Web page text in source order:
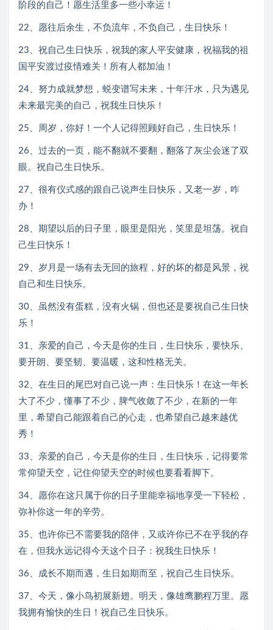
阶段的自己！愿生活里多一些小幸运！
22、愿往后余生，不负流年，不负自己，生日快乐！
23、祝自己生日快乐，祝我的家人平安健康，祝福我的祖
国平安渡过疫情难关！所有人都加油！
24、努力成就梦想，蜕变谱写未来，十年汗水，只为遇见
未来最完美的自己，祝我生日快乐！
25、周岁，你好！一个人记得照顾好自己，生日快乐！
26、过去的一页，能不翻就不要翻，翻落了灰尘会迷了双
眼。祝自己生日快乐。
27、很有仪式感的跟自己说声生日快乐，又老一岁，咋
办！
28、期望以后的日子里，眼里是阳光，笑里是坦荡。祝自
己生日快乐！
29、岁月是一场有去无回的旅程，好的坏的都是风景，祝
自己和生日快乐。
30、虽然没有蛋糕，没有火锅，但也还是要祝自己生日快
乐！
31、亲爱的自己，今天是你的生日，生日快乐，要快乐、
要开朗、要坚韧、要温暖，这和性格无关。
32、在生日的尾巴对自己说一声：生日快乐！在这一年长
大了不少，懂事了不少，脾气收敛了不少，在新的一年
里，希望自己能跟着自己的心走，也希望自己越来越优
秀！
33、亲爱的自己，今天是你的生日，生日快乐，记得要常
常仰望天空，记住仰望天空的时候也要看看脚下。
34、愿你在这只属于你的日子里能幸福地享受一下轻松，
弥补你这一年的辛劳。
35、也许你已不需要我的陪伴，又或许你已不在乎我的存
在，但我永远记得今天这个日子：祝我生日快乐！
36、成长不期而遇，生日如期而至，祝自己生日快乐。
37、今天，像小鸟初展新翅。明天，像雄鹰鹏程万里。愿
我拥有愉快的生日！祝自己生日快乐。